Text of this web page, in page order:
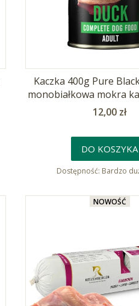
Kaczka 400g Pure
monobiałkowa mokra
Cena
12,00 zł
DO KOSZYKA
Dostępność: Bardzo
NOWOŚĆ